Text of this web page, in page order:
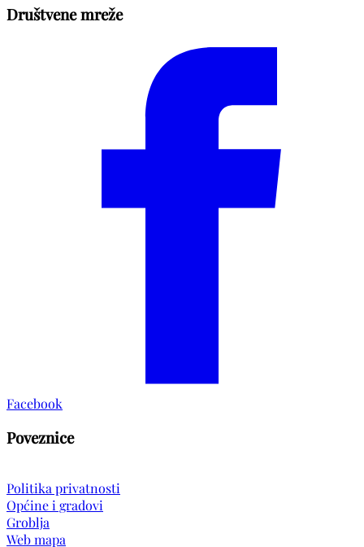
Društvene mreže
Facebook
Poveznice
Politika privatnosti
Općine i gradovi
Groblja
Web mapa